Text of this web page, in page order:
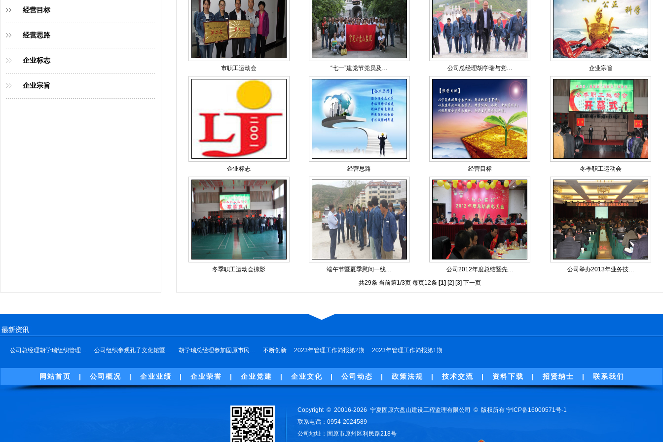
经营目标
经营思路
企业标志
企业宗旨
市职工运动会 “七一”建党节党员及… 公司总经理胡学瑞与党… 企业宗旨
企业标志 经营思路 经营目标 冬季职工运动会
冬季职工运动会掠影 端午节暨夏季慰问一线… 公司2012年度总结暨先…
公司举办2013年业务技…
共29条 当前第1/3页 每页12条 [1] [2] [3] 下一页
公司总经理胡学瑞组织管理… 公司组织参观孔子文化馆暨… 胡学瑞总经理参加固原市民… 不断创新 2023年管理工作简报第2期 2023年管理工作简报第1期
网站首页 | 公司概况 | 企业业绩 | 企业荣誉 | 企业党建 | 企业文化 | 公司动态 | 政策法规 | 技术交流 | 资料下载 | 招贤纳士 | 联系我们
Copyright © 20016-2026 宁夏固原六盘山建设工程监理有限公司 © 版权所有 宁ICP备16000571号-1
联系电话：0954-2024589
公司地址：固原市原州区利民路218号